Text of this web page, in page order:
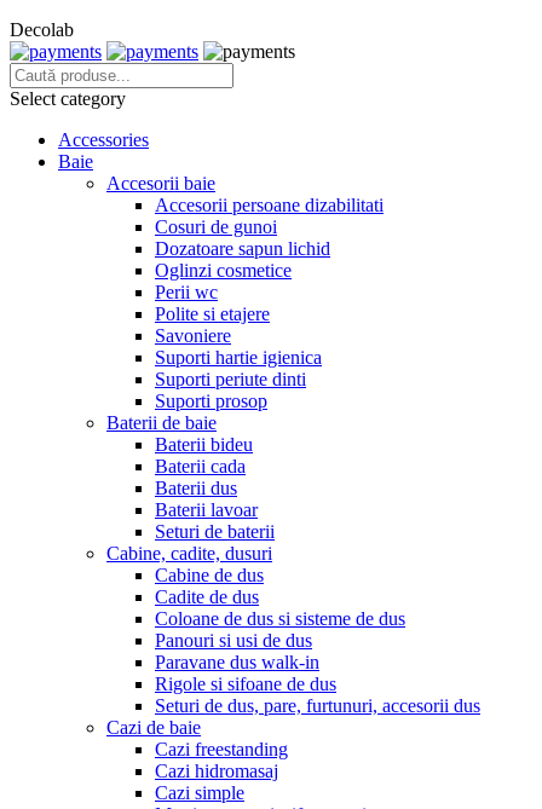
Decolab
Select category
Accessories
Baie
Accesorii baie
Accesorii persoane dizabilitati
Cosuri de gunoi
Dozatoare sapun lichid
Oglinzi cosmetice
Perii wc
Polite si etajere
Savoniere
Suporti hartie igienica
Suporti periute dinti
Suporti prosop
Baterii de baie
Baterii bideu
Baterii cada
Baterii dus
Baterii lavoar
Seturi de baterii
Cabine, cadite, dusuri
Cabine de dus
Cadite de dus
Coloane de dus si sisteme de dus
Panouri si usi de dus
Paravane dus walk-in
Rigole si sifoane de dus
Seturi de dus, pare, furtunuri, accesorii dus
Cazi de baie
Cazi freestanding
Cazi hidromasaj
Cazi simple